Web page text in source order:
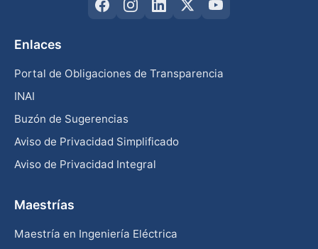
Enlaces
Portal de Obligaciones de Transparencia
INAI
Buzón de Sugerencias
Aviso de Privacidad Simplificado
Aviso de Privacidad Integral
Maestrías
Maestría en Ingeniería Eléctrica